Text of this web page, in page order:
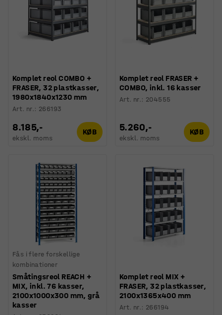
Komplet reol COMBO +
FRASER, 32 plastkasser,
1980x1840x1230 mm
Art. nr.: 266193
8.185,-
ekskl. moms
KØB
Komplet reol FRASER +
COMBO, inkl. 16 kasser
Art. nr.: 204555
5.260,-
ekskl. moms
KØB
Fås i flere forskellige
kombinationer
Småtingsreol REACH +
MIX, inkl. 76 kasser,
2100x1000x300 mm, grå
kasser
Komplet reol MIX +
FRASER, 32 plastkasser,
2100x1365x400 mm
Art. nr.: 266194